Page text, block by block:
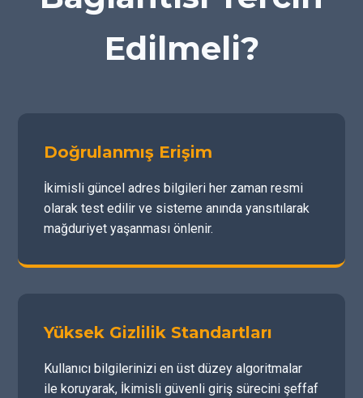
Edilmeli?
Doğrulanmış Erişim
İkimisli güncel adres bilgileri her zaman resmi
olarak test edilir ve sisteme anında yansıtılarak
mağduriyet yaşanması önlenir.
Yüksek Gizlilik Standartları
Kullanıcı bilgilerinizi en üst düzey algoritmalar
ile koruyarak, İkimisli güvenli giriş sürecini şeffaf